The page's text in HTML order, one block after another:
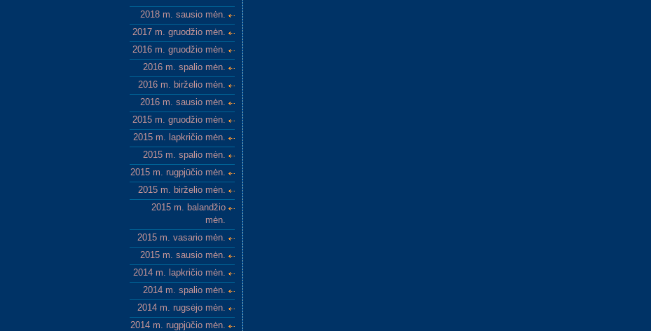
2018 m. sausio mėn.
2017 m. gruodžio mėn.
2016 m. gruodžio mėn.
2016 m. spalio mėn.
2016 m. birželio mėn.
2016 m. sausio mėn.
2015 m. gruodžio mėn.
2015 m. lapkričio mėn.
2015 m. spalio mėn.
2015 m. rugpjūčio mėn.
2015 m. birželio mėn.
2015 m. balandžio
mėn.
2015 m. vasario mėn.
2015 m. sausio mėn.
2014 m. lapkričio mėn.
2014 m. spalio mėn.
2014 m. rugsėjo mėn.
2014 m. rugpjūčio mėn.